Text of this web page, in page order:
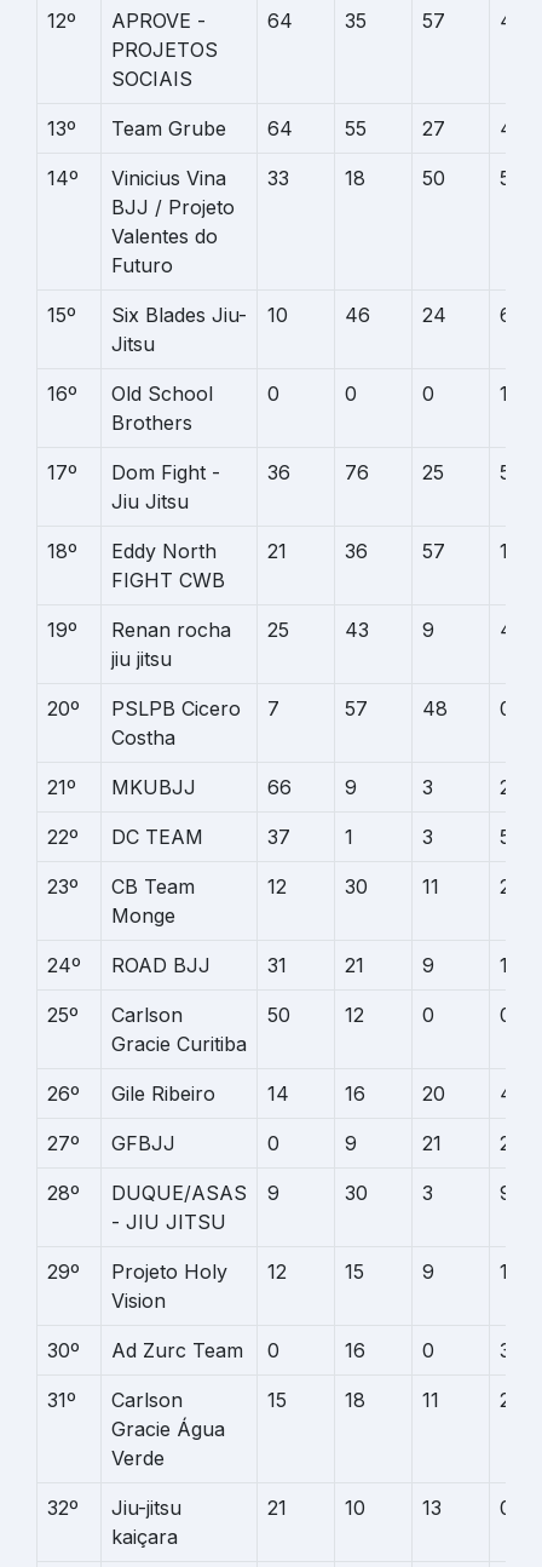
12º
APROVE -
PROJETOS
SOCIAIS
64 35 57 40
13º Team Grube 64 55 27 42
14º
Vinicius Vina
BJJ / Projeto
Valentes do
Futuro
33 18 50 51
15º
Six Blades Jiu-
Jitsu
10 46 24 65
16º
Old School
Brothers
0 0 0 143
17º
Dom Fight -
Jiu Jitsu
36 76 25 5
18º
Eddy North
FIGHT CWB
21 36 57 12
19º
Renan rocha
jiu jitsu
25 43 9 43
20º
PSLPB Cicero
Costha
7 57 48 0
21º MKUBJJ 66 9 3 26
22º DC TEAM 37 1 3 54
23º
CB Team
Monge
12 30 11 28
24º ROAD BJJ 31 21 9 12
25º
Carlson
Gracie Curitiba
50 12 0 0
26º Gile Ribeiro 14 16 20 4
27º GFBJJ 0 9 21 22
28º
DUQUE/ASAS
- JIU JITSU
9 30 3 9
29º
Projeto Holy
Vision
12 15 9 12
30º Ad Zurc Team 0 16 0 30
31º
Carlson
Gracie Água
Verde
15 18 11 2
32º
Jiu-jitsu
kaiçara
21 10 13 0